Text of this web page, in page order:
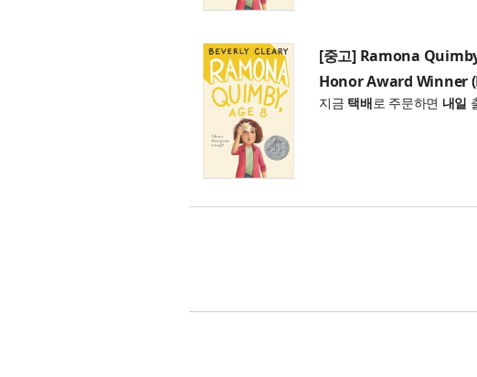
[중고] Ramona
Honor Award Winner
지금 택배로 주문하면 내일